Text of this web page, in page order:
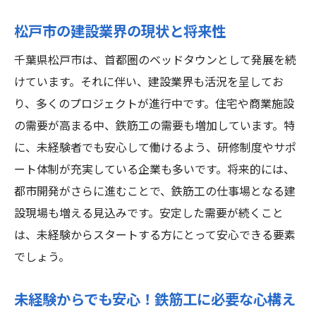
リアを築く方法
松戸市の鉄筋工求人で求められるスキル
未経験者が鉄筋工としてのキャリアを築く
ための秘訣
鉄筋工としての初めての一歩：松戸市での
体験談
松戸市の鉄筋工求人でのサポート体制
未経験者でも安心の職場環境
鉄筋工の未来：松戸市でのキャリアビジョ
ン
松戸市での成功術
松戸市の建設業界の現状と将来性
千葉県松戸市は、首都圏のベッドタウンとして発展を続
けています。それに伴い、建設業界も活況を呈してお
り、多くのプロジェクトが進行中です。住宅や商業施設
の需要が高まる中、鉄筋工の需要も増加しています。特
に、未経験者でも安心して働けるよう、研修制度やサポ
ート体制が充実している企業も多いです。将来的には、
都市開発がさらに進むことで、鉄筋工の仕事場となる建
設現場も増える見込みです。安定した需要が続くこと
は、未経験からスタートする方にとって安心できる要素
でしょう。
未経験からでも安心！鉄筋工に必要な心構え